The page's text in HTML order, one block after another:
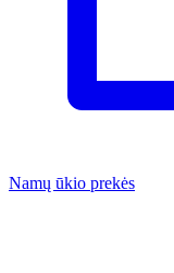
Namų ūkio prekės